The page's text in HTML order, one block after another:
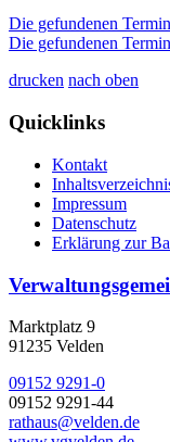
Die gefundenen
Die gefundenen
drucken nach oben
Quicklinks
Kontakt
Impressum
Datenschutz
Erklärung zur
Marktplatz 9
91235 Velden
09152 9291-0
09152 9291-44
rathaus@velden.de